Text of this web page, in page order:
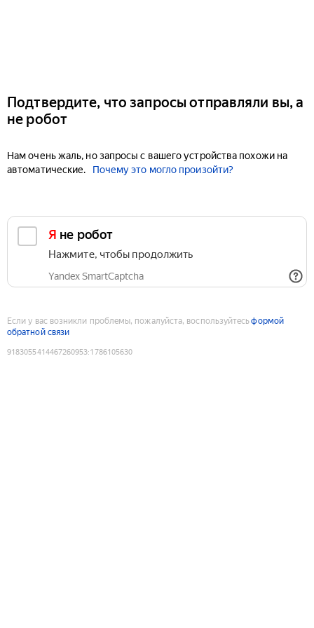
Подтвердите, что запросы отправляли вы, а
не робот
Нам очень жаль, но запросы с вашего устройства похожи на
автоматические.
Почему это могло произойти?
Я не робот
Нажмите, чтобы продолжить
Yandex SmartCaptcha
Если у вас возникли проблемы, пожалуйста, воспользуйтесьформой
обратной связи
9183055414467260953:1786105630